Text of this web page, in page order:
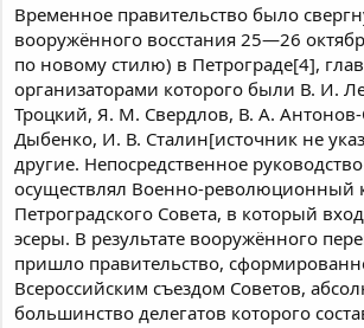
Временное правительство было
вооружённого восстания 25—26
по новому стилю) в Петрограде[4],
организаторами которого были В. И.
Троцкий, Я. М. Свердлов, В. А.
Дыбенко, И. В. Сталин[источник не
другие. Непосредственное
осуществлял Военно-революционный
Петроградского Совета, в который
эсеры. В результате вооружённого
пришло правительство,
Всероссийским съездом Советов,
большинство делегатов которого